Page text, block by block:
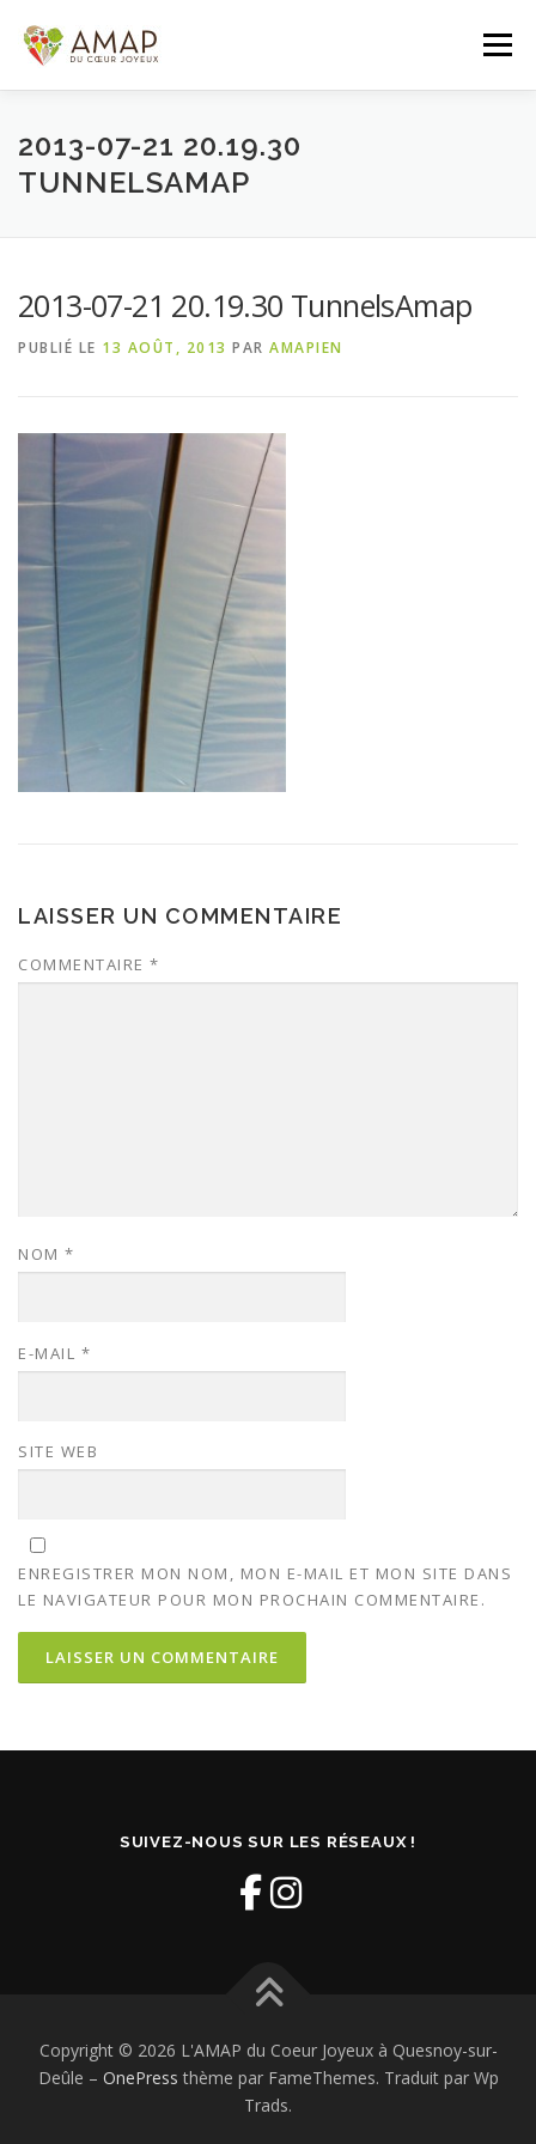
contenu
Menu
ACCUEIL L’AMAP LES PANIERS
PANIER DE LA SEMAINE
2013-07-21 20.19.30
TUNNELSAMAP
2013-07-21 20.19.30 TunnelsAmap
PUBLIÉ LE 13 AOÛT, 2013 PAR AMAPIEN
LAISSER UN COMMENTAIRE
COMMENTAIRE *
NOM *
E-MAIL *
SITE WEB
ENREGISTRER MON NOM, MON E-MAIL ET MON SITE DANS
LE NAVIGATEUR POUR MON PROCHAIN COMMENTAIRE.
SUIVEZ-NOUS SUR LES RÉSEAUX !
Copyright © 2026 L'AMAP du Coeur Joyeux à Quesnoy-sur-
Deûle – OnePress thème par FameThemes. Traduit par Wp
Trads.